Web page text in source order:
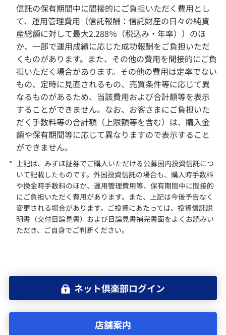
信託の保有期間中に間接的にご負担いただく費用とし
て、運用管理費用（信託報酬：信託財産の日々の純資
産総額に対して最大2.288％（税込み・年率））のほ
か、一部で運用成績に応じた成功報酬をご負担いただ
くものがあります。また、その他の費用を間接的にご負
担いただく場合があります。その他の費用は定率でない
もの、定時に見直されるもの、売買条件等に応じて異
なるものがあるため、当該費用および合計額等を表示
することができません。なお、お客さまにご負担いた
だく手数料等の合計額（上限額等を含む）は、購入金
額や保有期間等に応じて異なりますので表示すること
ができません。
* 上記は、みずほ証券でご購入いただける公募国内投資信託につ
いて記載したものです。外国投資信託の場合も、購入時手数料
や換金時手数料のほか、運用管理費用等、保有期間中に間接的
にご負担いただく費用があります。また、上記は今後予告なく
変更される場合があります。ご投資にあたっては、投資信託説
明書（交付目論見書）および目論見書補完書面をよくお読みい
ただき、ご自身でご判断ください。
ネット倶楽部ログイン
店舗案内